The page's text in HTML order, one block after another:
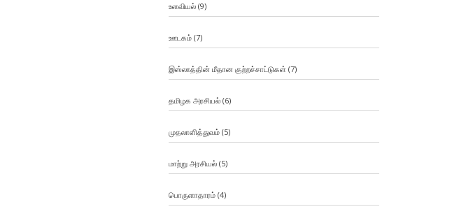
உளவியல்(9)
ஊடகம்(7)
இஸ்லாத்தின் மீதான குற்றச்சாட்டுகள் (7)
தமிழக அரசியல்(6)
முதலாளித்துவம்(5)
மாற்று அரசியல்(5)
பொருளாதாரம்(4)